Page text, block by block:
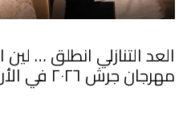
العد التنازلي انطلق …
مهرجان جرش ٢٠٢٦ في الأردن